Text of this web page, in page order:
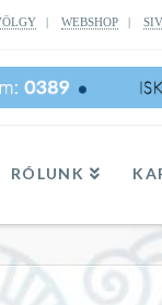
| WEBSHOP|
RÓLUNK